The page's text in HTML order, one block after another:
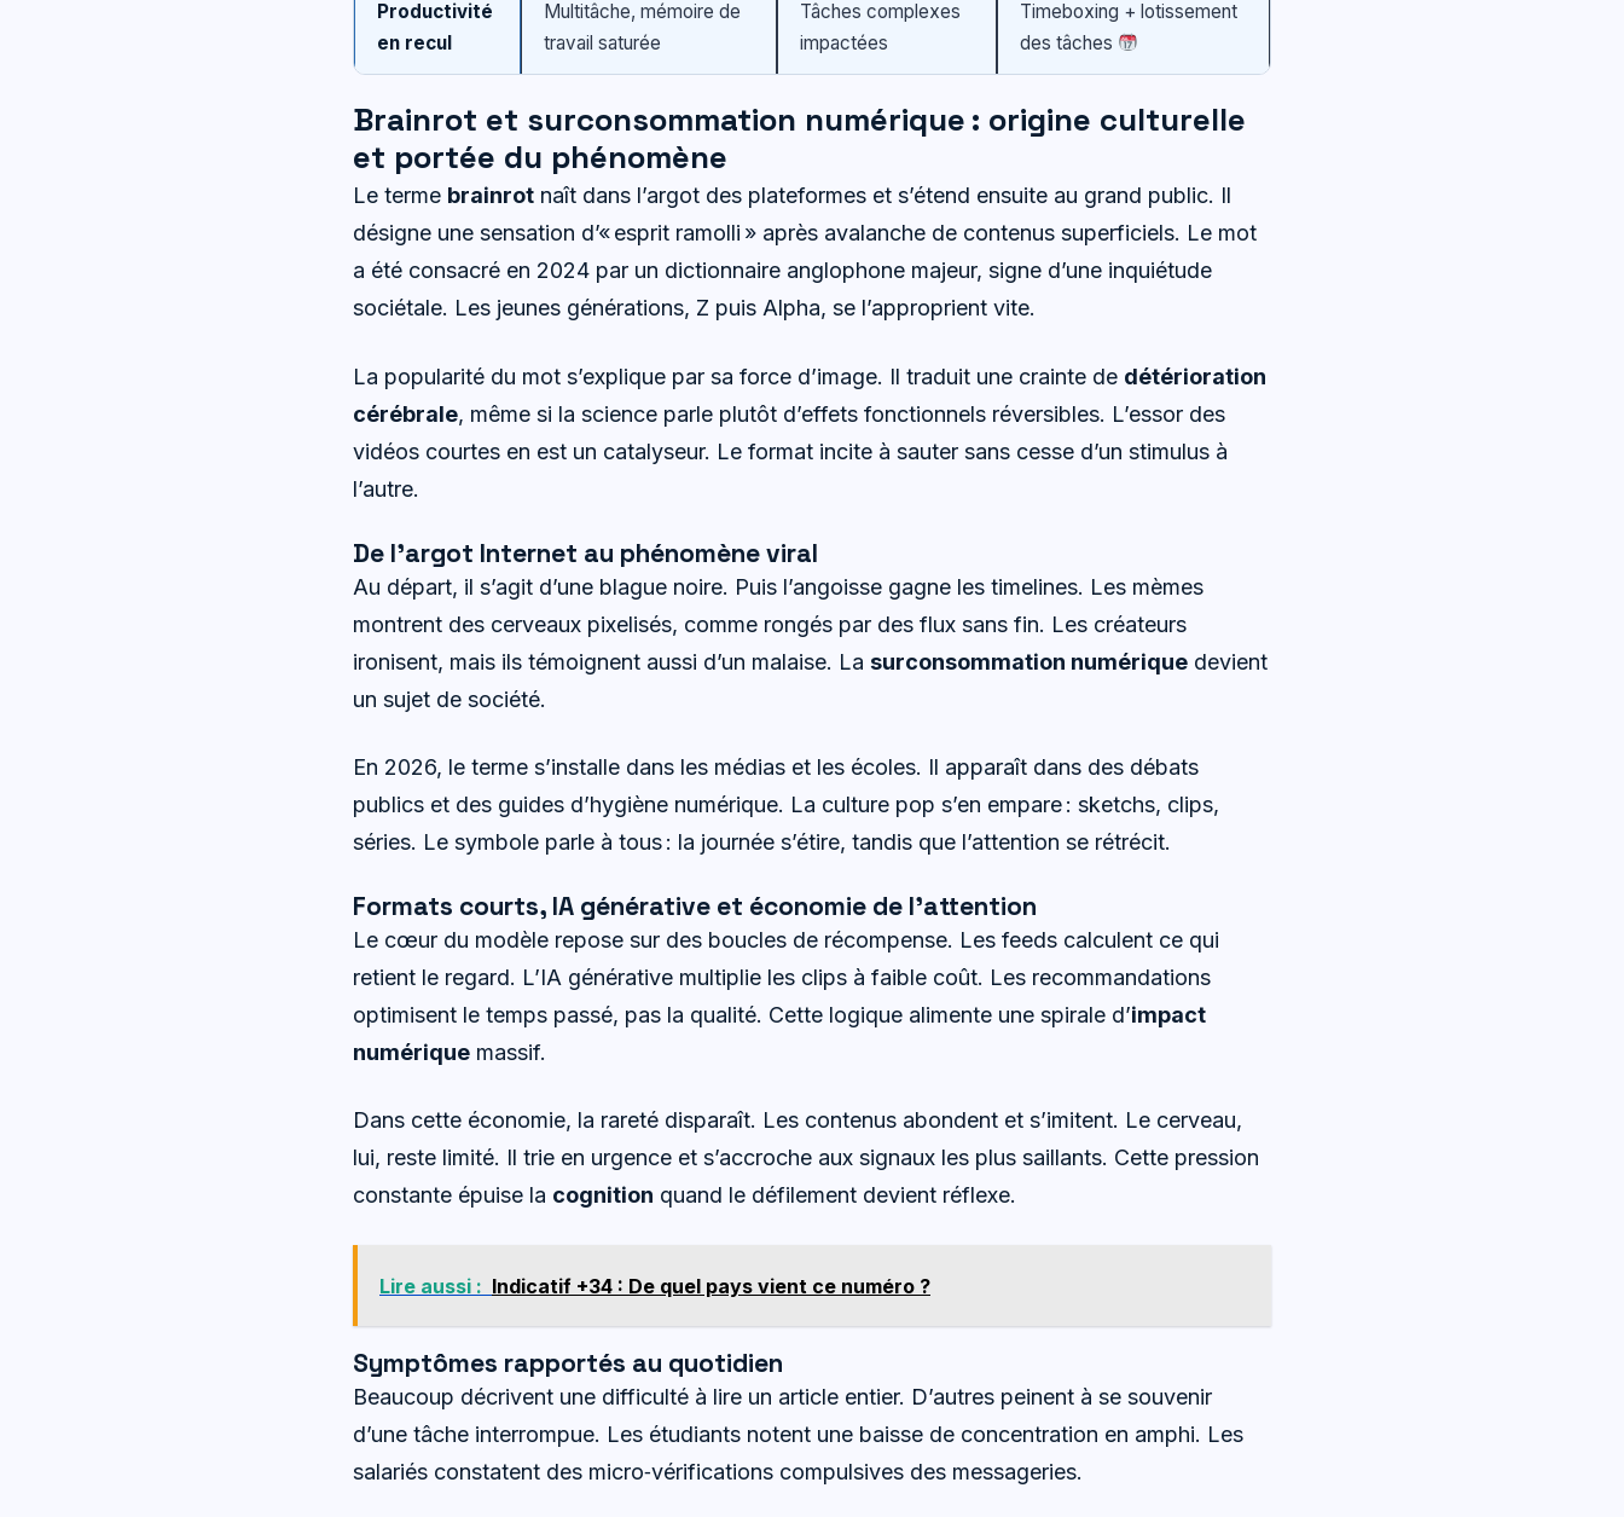
Productivité
en recul
Multitâche, mémoire de
travail saturée
Tâches complexes
impactées
Timeboxing + lotissement
des tâches
Brainrot et surconsommation numérique : origine culturelle
et portée du phénomène
Le terme brainrot naît dans l’argot des plateformes et s’étend ensuite au grand public. Il
désigne une sensation d’« esprit ramolli » après avalanche de contenus superficiels. Le mot
a été consacré en 2024 par un dictionnaire anglophone majeur, signe d’une inquiétude
sociétale. Les jeunes générations, Z puis Alpha, se l’approprient vite.
La popularité du mot s’explique par sa force d’image. Il traduit une crainte de détérioration
cérébrale, même si la science parle plutôt d’effets fonctionnels réversibles. L’essor des
vidéos courtes en est un catalyseur. Le format incite à sauter sans cesse d’un stimulus à
l’autre.
De l’argot Internet au phénomène viral
Au départ, il s’agit d’une blague noire. Puis l’angoisse gagne les timelines. Les mèmes
montrent des cerveaux pixelisés, comme rongés par des flux sans fin. Les créateurs
ironisent, mais ils témoignent aussi d’un malaise. La surconsommation numérique devient
un sujet de société.
En 2026, le terme s’installe dans les médias et les écoles. Il apparaît dans des débats
publics et des guides d’hygiène numérique. La culture pop s’en empare : sketchs, clips,
séries. Le symbole parle à tous : la journée s’étire, tandis que l’attention se rétrécit.
Formats courts, IA générative et économie de l’attention
Le cœur du modèle repose sur des boucles de récompense. Les feeds calculent ce qui
retient le regard. L’IA générative multiplie les clips à faible coût. Les recommandations
optimisent le temps passé, pas la qualité. Cette logique alimente une spirale d’impact
numérique massif.
Dans cette économie, la rareté disparaît. Les contenus abondent et s’imitent. Le cerveau,
lui, reste limité. Il trie en urgence et s’accroche aux signaux les plus saillants. Cette pression
constante épuise la cognition quand le défilement devient réflexe.
Lire aussi : Indicatif +34 : De quel pays vient ce numéro ?
Symptômes rapportés au quotidien
Beaucoup décrivent une difficulté à lire un article entier. D’autres peinent à se souvenir
d’une tâche interrompue. Les étudiants notent une baisse de concentration en amphi. Les
salariés constatent des micro‑vérifications compulsives des messageries.